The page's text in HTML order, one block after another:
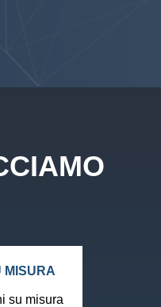
MISURA
su misura